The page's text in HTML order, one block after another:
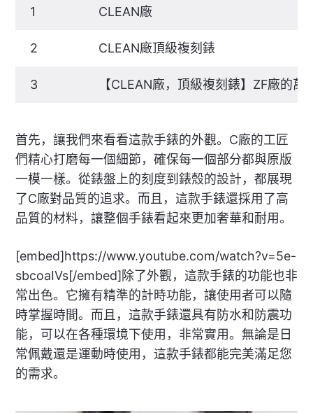
1 CLEAN廠
2 CLEAN廠頂級複刻錶
3 【CLEAN廠，頂級複刻錶】ZF廠的
首先，讓我們來看看這款手錶的外觀。C廠的工匠
們精心打磨每一個細節，確保每一個部分都與原版
一模一樣。從錶盤上的刻度到錶殼的設計，都展現
了C廠對品質的追求。而且，這款手錶還採用了高
品質的材料，讓整個手錶看起來更加奢華和耐用。
[embed]https://www.youtube.com/watch?v=5e-
sbcoaIVs[/embed]除了外觀，這款手錶的功能也非
常出色。它擁有精準的計時功能，讓使用者可以隨
時掌握時間。而且，這款手錶還具有防水和防震功
能，可以在各種環境下使用，非常實用。無論是日
常佩戴還是運動時使用，這款手錶都能完美滿足您
的需求。